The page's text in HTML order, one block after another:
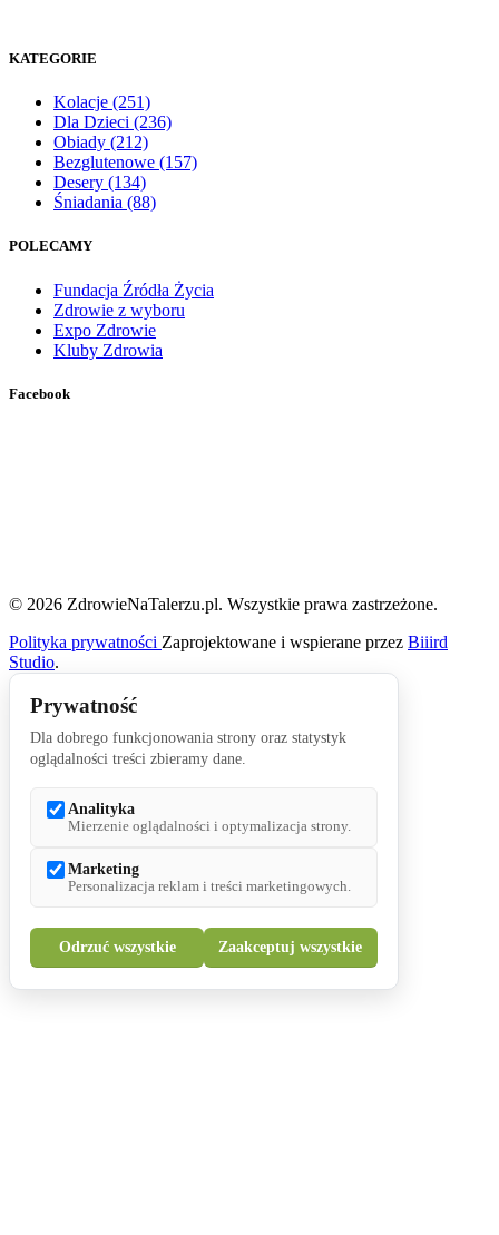
KATEGORIE
Kolacje (251)
Dla Dzieci (236)
Obiady (212)
Bezglutenowe (157)
Desery (134)
Śniadania (88)
POLECAMY
Fundacja Źródła Życia
Zdrowie z wyboru
Expo Zdrowie
Kluby Zdrowia
Facebook
© 2026 ZdrowieNaTalerzu.pl. Wszystkie prawa zastrzeżone.
Polityka prywatności Zaprojektowane i wspierane przez Biiird
Studio.
Prywatność
Dla dobrego funkcjonowania strony oraz statystyk
oglądalności treści zbieramy dane.
Analityka
Mierzenie oglądalności i optymalizacja strony.
Marketing
Personalizacja reklam i treści marketingowych.
Odrzuć wszystkie Zaakceptuj wszystkie